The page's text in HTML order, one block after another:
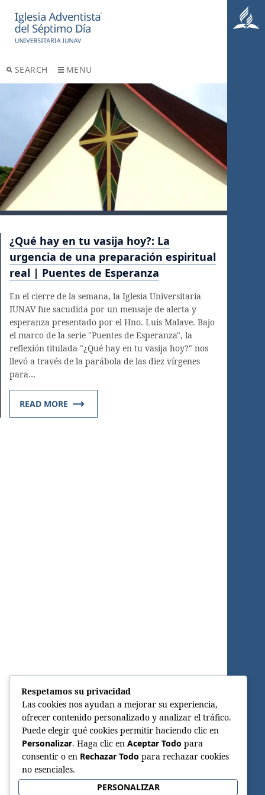
SEARCH MENU
¿Qué hay en tu vasija hoy?: La
urgencia de una preparación espiritual
real | Puentes de Esperanza
En el cierre de la semana, la Iglesia Universitaria
IUNAV fue sacudida por un mensaje de alerta y
esperanza presentado por el Hno. Luis Malave. Bajo
el marco de la serie "Puentes de Esperanza", la
reflexión titulada "¿Qué hay en tu vasija hoy?" nos
llevó a través de la parábola de las diez vírgenes
para…
READ MORE
Respetamos su privacidad
Las cookies nos ayudan a mejorar su experiencia,
ofrecer contenido personalizado y analizar el tráfico.
Puede elegir qué cookies permitir haciendo clic en
Personalizar. Haga clic en Aceptar Todo para
consentir o en Rechazar Todo para rechazar cookies
no esenciales.
PERSONALIZAR